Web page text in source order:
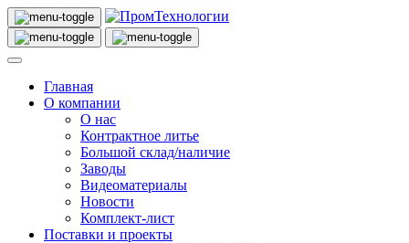
Главная
О компании
О нас
Контрактное литье
Большой склад/наличие
Заводы
Видеоматериалы
Новости
Комплект-лист
Поставки и проекты